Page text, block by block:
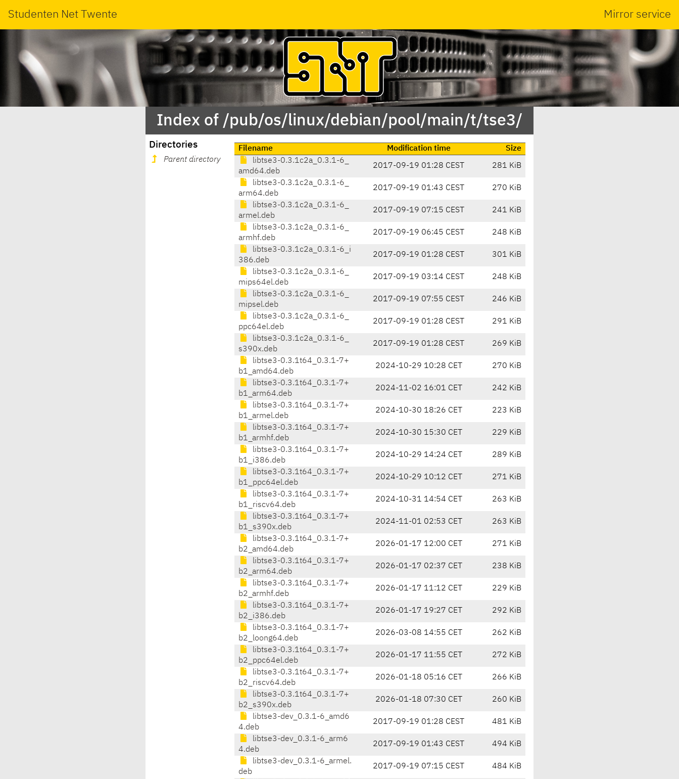
Studenten Net Twente Mirror service
Index of /pub/os/linux/debian/pool/main/t/tse3/
Directories
Parent directory
Filename Modification time
Size
libtse3-0.3.1c2a_0.3.1-6_
amd64.deb
2017-09-19 01:28 CEST 281 KiB
libtse3-0.3.1c2a_0.3.1-6_
arm64.deb
2017-09-19 01:43 CEST 270 KiB
libtse3-0.3.1c2a_0.3.1-6_
armel.deb
2017-09-19 07:15 CEST 241 KiB
libtse3-0.3.1c2a_0.3.1-6_
armhf.deb
2017-09-19 06:45 CEST 248 KiB
libtse3-0.3.1c2a_0.3.1-6_i
386.deb
2017-09-19 01:28 CEST 301 KiB
libtse3-0.3.1c2a_0.3.1-6_
mips64el.deb
2017-09-19 03:14 CEST 248 KiB
libtse3-0.3.1c2a_0.3.1-6_
mipsel.deb
2017-09-19 07:55 CEST 246 KiB
libtse3-0.3.1c2a_0.3.1-6_
ppc64el.deb
2017-09-19 01:28 CEST 291 KiB
libtse3-0.3.1c2a_0.3.1-6_
s390x.deb
2017-09-19 01:28 CEST 269 KiB
libtse3-0.3.1t64_0.3.1-7+
b1_amd64.deb
2024-10-29 10:28 CET 270 KiB
libtse3-0.3.1t64_0.3.1-7+
b1_arm64.deb
2024-11-02 16:01 CET 242 KiB
libtse3-0.3.1t64_0.3.1-7+
b1_armel.deb
2024-10-30 18:26 CET 223 KiB
libtse3-0.3.1t64_0.3.1-7+
b1_armhf.deb
2024-10-30 15:30 CET 229 KiB
libtse3-0.3.1t64_0.3.1-7+
b1_i386.deb
2024-10-29 14:24 CET 289 KiB
libtse3-0.3.1t64_0.3.1-7+
b1_ppc64el.deb
2024-10-29 10:12 CET 271 KiB
libtse3-0.3.1t64_0.3.1-7+
b1_riscv64.deb
2024-10-31 14:54 CET 263 KiB
libtse3-0.3.1t64_0.3.1-7+
b1_s390x.deb
2024-11-01 02:53 CET 263 KiB
libtse3-0.3.1t64_0.3.1-7+
b2_amd64.deb
2026-01-17 12:00 CET 271 KiB
libtse3-0.3.1t64_0.3.1-7+
b2_arm64.deb
2026-01-17 02:37 CET 238 KiB
libtse3-0.3.1t64_0.3.1-7+
b2_armhf.deb
2026-01-17 11:12 CET 229 KiB
libtse3-0.3.1t64_0.3.1-7+
b2_i386.deb
2026-01-17 19:27 CET 292 KiB
libtse3-0.3.1t64_0.3.1-7+
b2_loong64.deb
2026-03-08 14:55 CET 262 KiB
libtse3-0.3.1t64_0.3.1-7+
b2_ppc64el.deb
2026-01-17 11:55 CET 272 KiB
libtse3-0.3.1t64_0.3.1-7+
b2_riscv64.deb
2026-01-18 05:16 CET 266 KiB
libtse3-0.3.1t64_0.3.1-7+
b2_s390x.deb
2026-01-18 07:30 CET 260 KiB
libtse3-dev_0.3.1-6_amd6
4.deb
2017-09-19 01:28 CEST 481 KiB
libtse3-dev_0.3.1-6_arm6
4.deb
2017-09-19 01:43 CEST 494 KiB
libtse3-dev_0.3.1-6_armel.
deb
2017-09-19 07:15 CEST 484 KiB